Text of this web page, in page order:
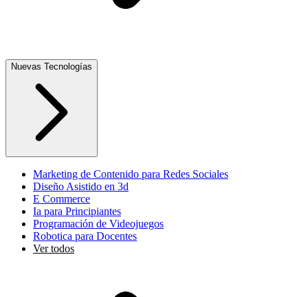
Nuevas Tecnologías
Marketing de Contenido para Redes Sociales
Diseño Asistido en 3d
E Commerce
Ia para Principiantes
Programación de Videojuegos
Robotica para Docentes
Ver todos